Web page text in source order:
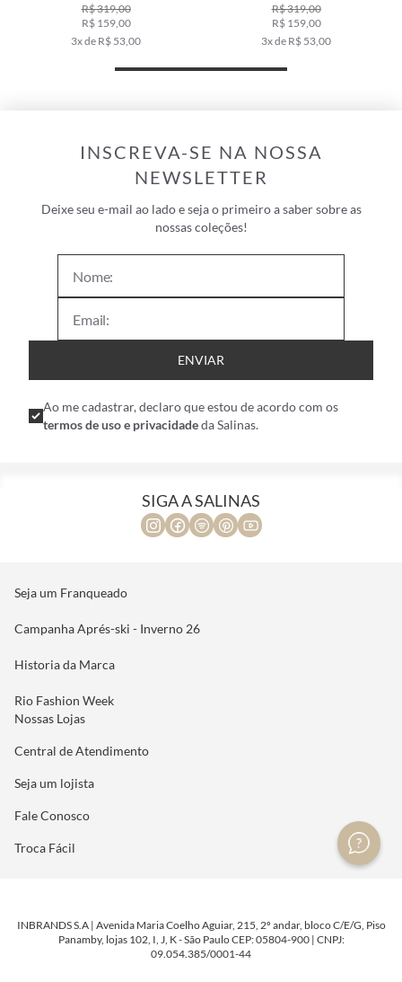
R$ 319,00
R$ 159,00
3x de R$ 53,00
R$ 369,00
R$ 219,00
4x de R$ 54,75
INSCREVA-SE NA NOSSA
NEWSLETTER
Deixe seu e-mail ao lado e seja o primeiro a saber sobre as
nossas coleções!
ENVIAR
Ao me cadastrar, declaro que estou de acordo com os
termos de uso e privacidadeda Salinas.
SIGA A SALINAS
Seja um Franqueado
Campanha Aprés-ski - Inverno 26
Historia da Marca
Rio Fashion Week
Nossas Lojas
Central de Atendimento
Seja um lojista
Fale Conosco
Troca Fácil
INBRANDS S.A | Avenida Maria Coelho Aguiar, 215, 2º andar, bloco C/E/G, Piso
Panamby, lojas 102, I, J, K - São Paulo CEP: 05804-900 | CNPJ:
09.054.385/0001-44